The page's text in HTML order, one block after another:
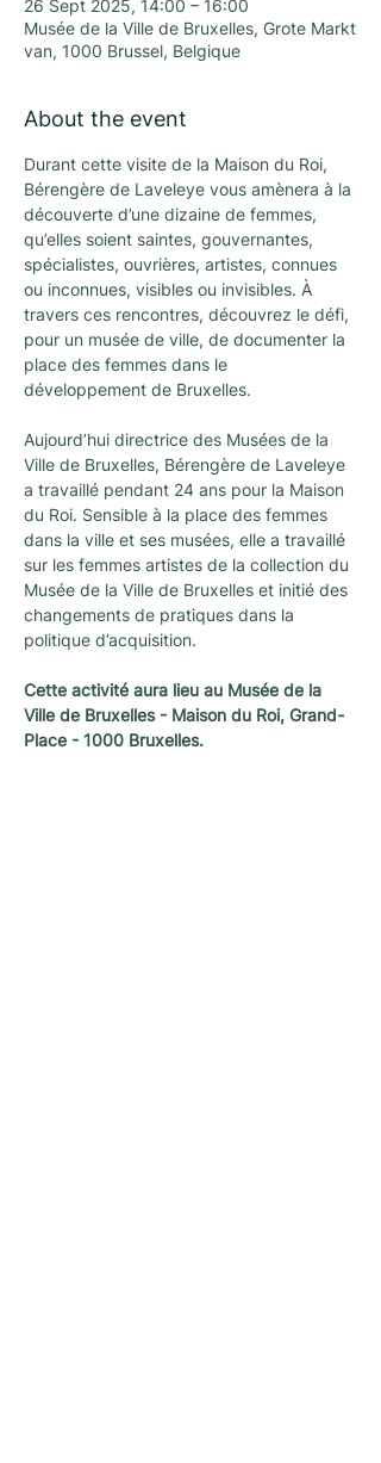
26 Sept 2025, 14:00 – 16:00
Musée de la Ville de Bruxelles, Grote Markt
van, 1000 Brussel, Belgique
About the event
Durant cette visite de la Maison du Roi,
Bérengère de Laveleye vous amènera à la
découverte d’une dizaine de femmes,
qu’elles soient saintes, gouvernantes,
spécialistes, ouvrières, artistes, connues
ou inconnues, visibles ou invisibles. À
travers ces rencontres, découvrez le défi,
pour un musée de ville, de documenter la
place des femmes dans le
développement de Bruxelles.
Aujourd’hui directrice des Musées de la
Ville de Bruxelles, Bérengère de Laveleye
a travaillé pendant 24 ans pour la Maison
du Roi. Sensible à la place des femmes
dans la ville et ses musées, elle a travaillé
sur les femmes artistes de la collection du
Musée de la Ville de Bruxelles et initié des
changements de pratiques dans la
politique d’acquisition.
Cette activité aura lieu au Musée de la
Ville de Bruxelles - Maison du Roi, Grand-
Place - 1000 Bruxelles.